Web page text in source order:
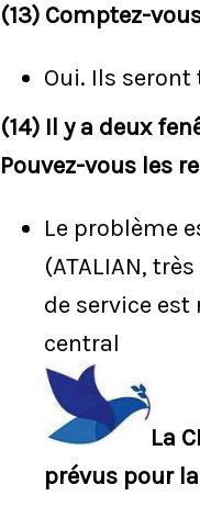
(13) Comptez-
Oui. Ils seront
(14) Il y a deux
Pouvez-vous les
Le problème
(ATALIAN,
de service
central
​La
prévus pour